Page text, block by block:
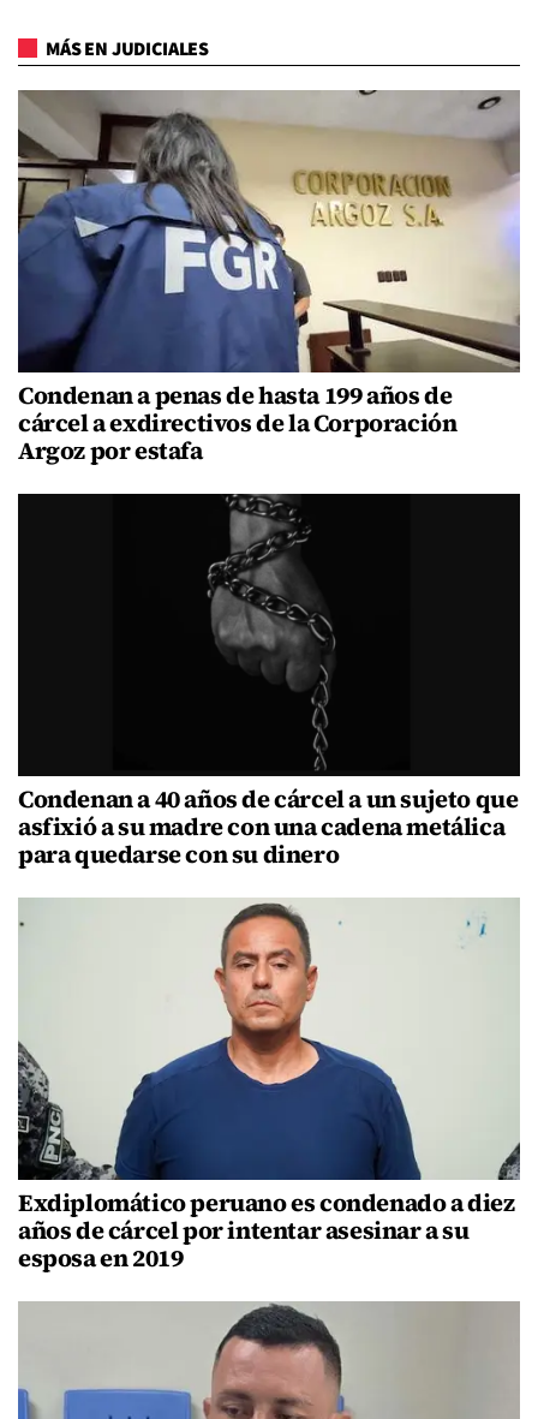
MÁS EN JUDICIALES
Condenan a penas de hasta 199 años de
cárcel a exdirectivos de la Corporación
Argoz por estafa
Condenan a 40 años de cárcel a un sujeto que
asfixió a su madre con una cadena metálica
para quedarse con su dinero
Exdiplomático peruano es condenado a diez
años de cárcel por intentar asesinar a su
esposa en 2019